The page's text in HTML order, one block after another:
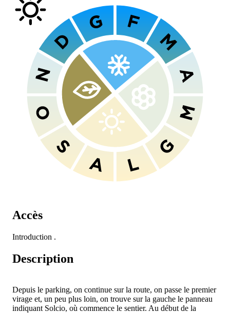
Accès
Introduction .
Description
Depuis le parking, on continue sur la route, on passe le premier
virage et, un peu plus loin, on trouve sur la gauche le panneau
indiquant Solcio, où commence le sentier. Au début de la